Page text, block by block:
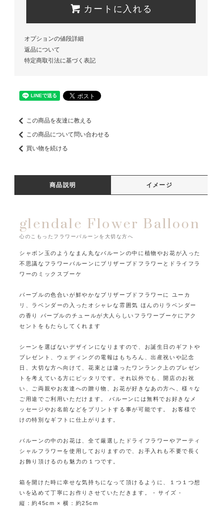
カートに入れる
オプションの値段詳細
返品について
特定商取引法に基づく表記
この商品を友達に教える
この商品について問い合わせる
買い物を続ける
商品説明 イメージ
glendale Flower Balloon
心のこもったフラワーバルーンを大切な方へ
シャボン玉のようなまん丸なバルーンの中に植物やお花が入った
不思議なフラワーバルーンに ブリザーブドフラワーとドライフラ
ワーのミックスブーケ
パープルの色合いが鮮やかなブリザーブドフラワーに
ユーカ
リ、ラベンダーの入ったオシャレな雰囲気 ほんのりラベンダー
の香り
パープルのチュールが大人らしいフラワーブーケにアク
セントをもたらしてくれます
シーンを選ばないデザインになりますので、お誕生日のギフトや
プレゼント、ウェディングの電報はもちろん、出産祝いや記念
日、大切な方へ向けて、花束とは違ったワンランク上のプレゼン
トを考えている方にピッタリです。 それ以外でも、開店のお祝
い、ご両親やお友達への贈り物、お花が好きなあの方へ、様々な
ご用途でご利用いただけます。
バルーンには無料でお好きなメ
ッセージやお名前などをプリントする事が可能です。
お客様で
けの特別なギフトに仕上がります。
バルーンの中のお花は、全て厳選したドライフラワーやアーティ
シャルフラワーを使用しておりますので、 お手入れも不要で長く
お飾り頂けるのも魅力の１つです。
箱を開けた時に幸せな気持ちになって頂けるように、１つ１つ想
いを込めて丁寧にお作りさせていただきます。
- サイズ -
縦：約45cm × 横：約25cm